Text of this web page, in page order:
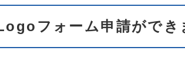
フォーム申請ができ